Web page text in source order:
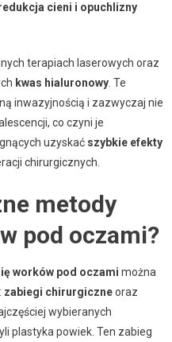
cieni i opuchlizny
terapiach laserowych oraz
kwas hialuronowy. Te
inwazyjnością i zazwyczaj nie
co czyni je
uzyskać szybkie efekty
chirurgicznych.
metody
pod oczami?
worków pod oczami można
zabiegi chirurgiczneoraz
wybieranych
plastyka powiek. Ten zabieg